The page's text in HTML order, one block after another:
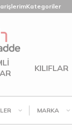
Kategoriler
KILIFLAR
MARKA